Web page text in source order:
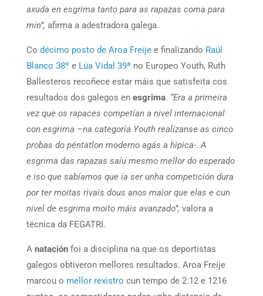
axuda en esgrima tanto para as rapazas coma para
min”, afirma a adestradora galega.
Co décimo posto de Aroa Freijee finalizando Raúl
Blanco 38º e Lúa Vidal 39ª no Europeo Youth, Ruth
Ballesteros recoñece estar máis que satisfeita cos
resultados dos galegos enesgrima. “Era a primeira
vez que os rapaces competían a nivel internacional
con esgrima –na categoría Youth realízanse as cinco
probas do péntatlon moderno agás a hípica-. A
esgrima das rapazas saíu mesmo mellor do esperado
e iso que sabíamos que ía ser unha competición dura
por ter moitas rivais dous anos maior que elas e cun
nivel de esgrima moito máis avanzado”, valora a
técnica da FEGATRI.
A nataciónfoi a disciplina na que os deportistas
galegos obtiveron mellores resultados. Aroa Freije
marcou o mellor rexistro cun tempo de 2:12 e 1216